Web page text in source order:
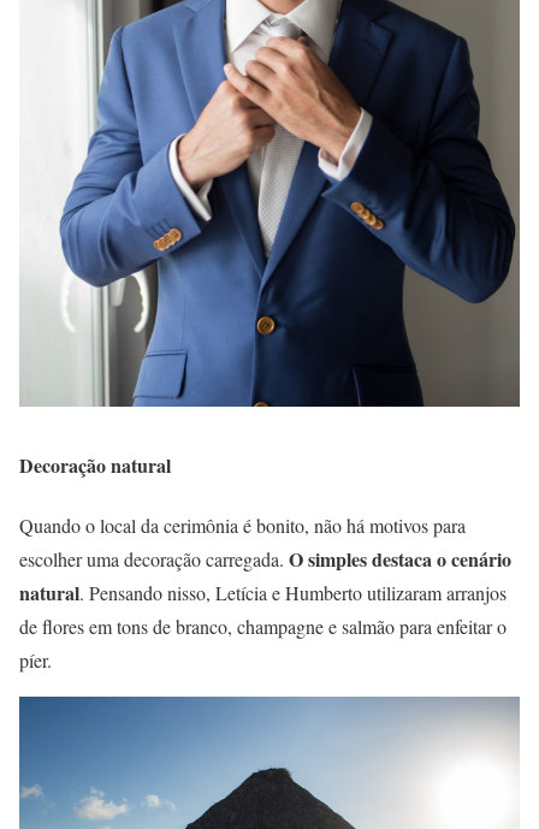
Decoração natural
Quando o local da cerimônia é bonito, não há motivos para
escolher uma decoração carregada. O simples destaca o cenário
natural. Pensando nisso, Letícia e Humberto utilizaram arranjos
de flores em tons de branco, champagne e salmão para enfeitar o
píer.